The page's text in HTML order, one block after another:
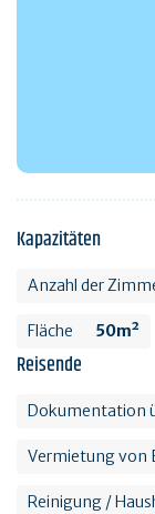
Kapazitäten
Anzahl der
Fläche 50m²
Reisende
Dokumentation
Vermietung von
Reinigung /